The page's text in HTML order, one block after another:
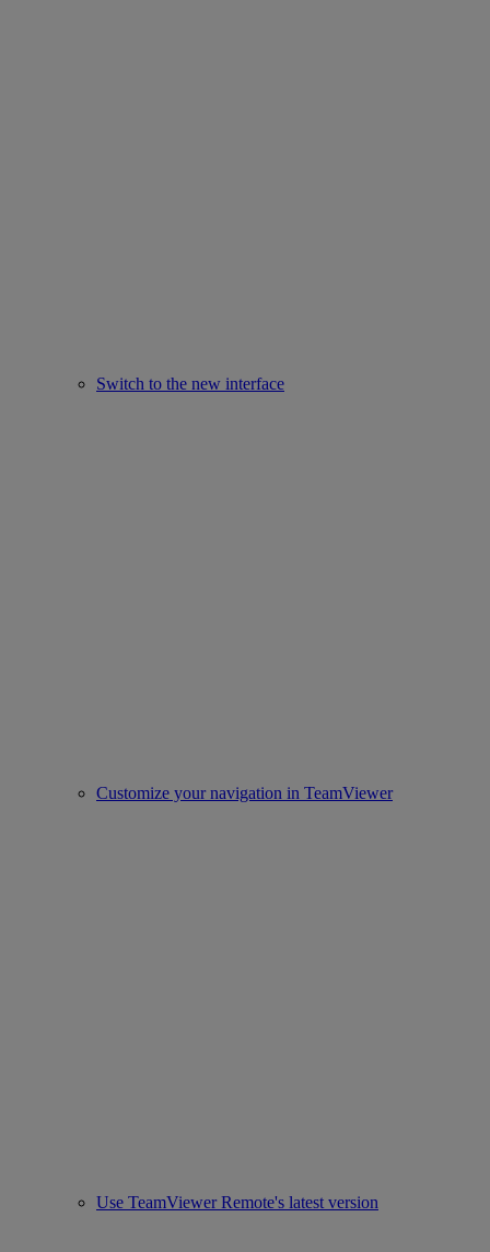
Switch to the new interface
Customize your navigation in TeamViewer
Use TeamViewer Remote's latest version